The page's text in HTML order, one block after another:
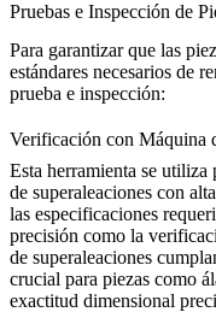
Pruebas e Inspección de
Para garantizar que las
estándares necesarios de
prueba e inspección:
Verificación con Máquina
Esta herramienta se utiliza
de superaleaciones con
las especificaciones
precisión como la
de superaleaciones
crucial para piezas como
exactitud dimensional